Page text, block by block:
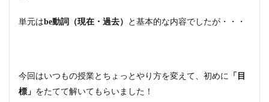
単元はbe動詞（現在・過去） と基本的な内容でしたが・・・
今回はいつもの授業とちょっとやり方を変えて、初めに
「目
標」 をたてて解いてもらいました！